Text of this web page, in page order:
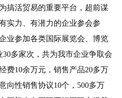
搞活贸易的重要平台，超前谋
实力、有潜力的企业参会参
业参加各类国际展览会、博览
30多家次，共为我市企业争取会
费10余万元，销售产品20多万
向性销售协议10个， 500多万